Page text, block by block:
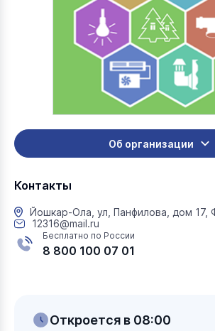
Об организации
Контакты
Йошкар-Ола, ул, Панфилова, дом
12316@mail.ru
Бесплатно по России
8 800 100 07 01
Откроется в 08:00